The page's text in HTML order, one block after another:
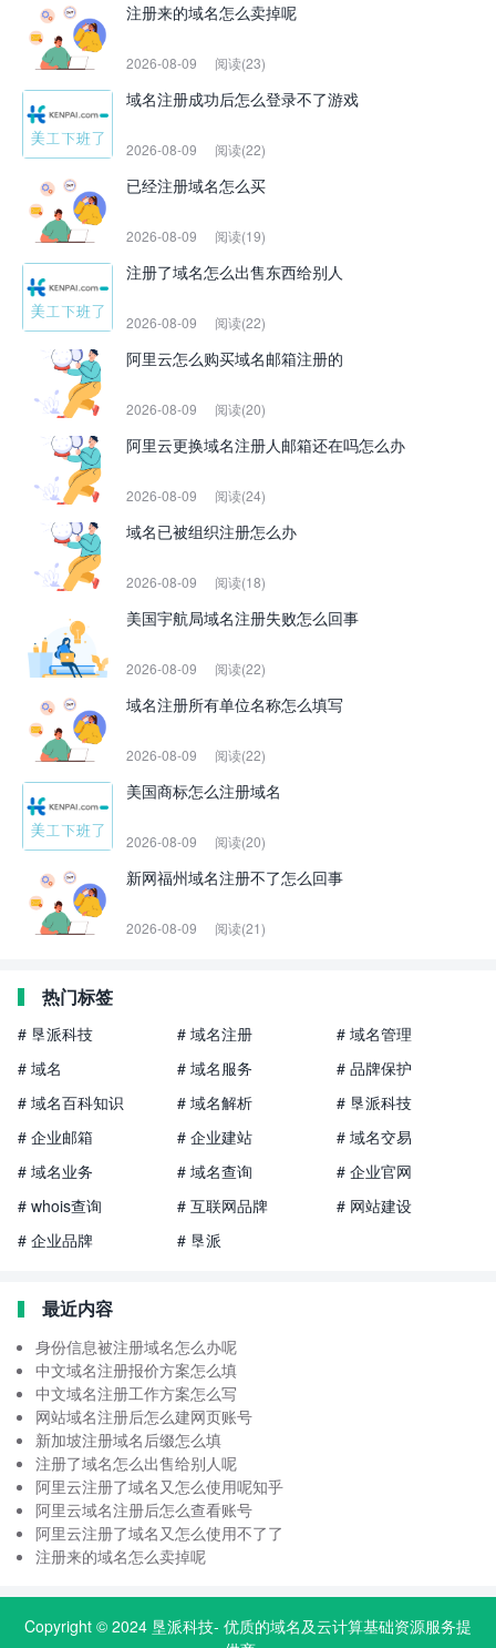
注册来的域名怎么卖掉呢
2026-08-09 阅读(23)
域名注册成功后怎么登录不了游戏
2026-08-09 阅读(22)
已经注册域名怎么买
2026-08-09 阅读(19)
注册了域名怎么出售东西给别人
2026-08-09 阅读(22)
阿里云怎么购买域名邮箱注册的
2026-08-09 阅读(20)
阿里云更换域名注册人邮箱还在吗怎么办
2026-08-09 阅读(24)
域名已被组织注册怎么办
2026-08-09 阅读(18)
美国宇航局域名注册失败怎么回事
2026-08-09 阅读(22)
域名注册所有单位名称怎么填写
2026-08-09 阅读(22)
美国商标怎么注册域名
2026-08-09 阅读(20)
新网福州域名注册不了怎么回事
2026-08-09 阅读(21)
热门标签
# 垦派科技 # 域名注册
# 域名管理
# 域名
# 域名服务
# 品牌保护
# 域名百科知识
# 域名解析
# 垦派科技
# 企业邮箱
# 企业建站
# 域名交易
# 域名业务
# 域名查询
# 企业官网
# whois查询
# 互联网品牌
# 网站建设
# 企业品牌
# 垦派
最近内容
身份信息被注册域名怎么办呢
中文域名注册报价方案怎么填
中文域名注册工作方案怎么写
网站域名注册后怎么建网页账号
新加坡注册域名后缀怎么填
注册了域名怎么出售给别人呢
阿里云注册了域名又怎么使用呢知乎
阿里云域名注册后怎么查看账号
阿里云注册了域名又怎么使用不了了
注册来的域名怎么卖掉呢
Copyright © 2024 垦派科技- 优质的域名及云计算基础资源服务提